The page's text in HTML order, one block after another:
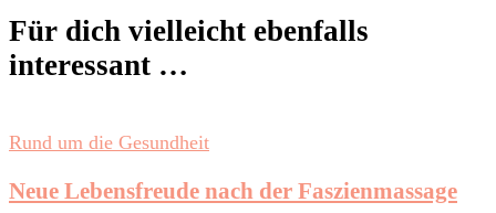
Für dich vielleicht ebenfalls
interessant …
Rund um die Gesundheit
Neue Lebensfreude nach der Faszienmassage